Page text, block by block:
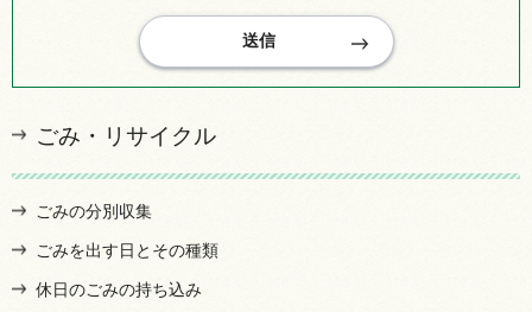
ごみ・リサイクル
ごみの分別収集
ごみを出す日とその種類
休日のごみの持ち込み